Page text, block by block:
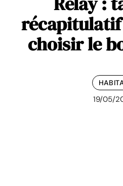
choisir le
19/05/